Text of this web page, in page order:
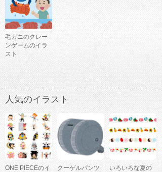
毛ガニのクレー
ンゲームのイラ
スト
人気のイラスト
ONE PIECEのイ
クーゲルパンツ
いろいろな夏の